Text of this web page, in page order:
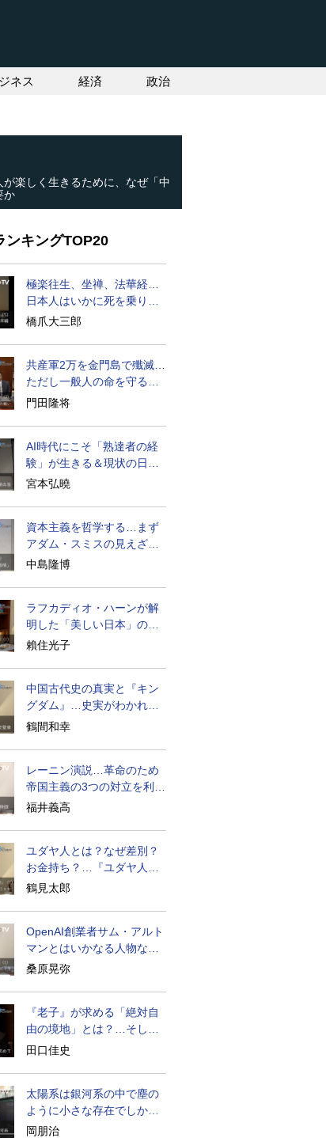
ネス 経済 政治
が楽しく生きるために、なぜ「中
か
ンキングTOP20
極楽往生、坐禅、法華経…
日本人はいかに死を乗り越
えるか
橋爪大三郎
共産軍2万を金門島で殲滅…
ただし一般人の命を守る軍
人の本義を重視
門田隆将
AI時代にこそ「熟達者の経
験」が生きる＆現状の日本
経済の実情は
宮本弘曉
資本主義を哲学する…まず
アダム・スミスの見えざる
手と道徳感情論
中島隆博
ラフカディオ・ハーンが解
明した「美しい日本」の秘
密と未来
賴住光子
中国古代史の真実と『キン
グダム』…史実がわかれば
物語はもっと面白い
鶴間和幸
レーニン演説…革命のため
帝国主義の3つの対立を利用
せよ
福井義高
ユダヤ人とは？なぜ差別？
お金持ち？…『ユダヤ人の
歴史』に学ぶ
鶴見太郎
OpenAI創業者サム・アルト
マンとはいかなる人物なの
か
桑原晃弥
『老子』が求める「絶対自
由の境地」とは？…そして
創造長寿へ
田口佳史
太陽系は銀河系の中で塵の
ように小さな存在でしかな
い
岡朋治